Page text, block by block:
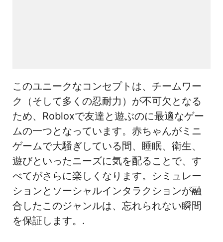
このユニークなコンセプトは、チームワー
ク（そして多くの忍耐力）が不可欠となる
ため、Robloxで友達と遊ぶのに最適なゲー
ムの一つとなっています。赤ちゃんがミニ
ゲームで大騒ぎしている間、睡眠、衛生、
遊びといったニーズに気を配ることで、す
べてがさらに楽しくなります。シミュレー
ションとソーシャルインタラクションが融
合したこのジャンルは、忘れられない瞬間
を保証します。.